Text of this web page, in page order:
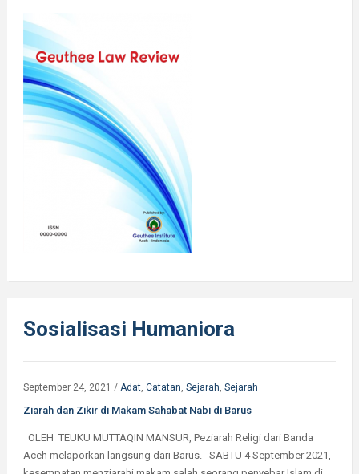
Sosialisasi Humaniora
September 24, 2021 / Adat, Catatan, Sejarah, Sejarah
Ziarah dan Zikir di Makam Sahabat Nabi di Barus
OLEH TEUKU MUTTAQIN MANSUR, Peziarah Religi dari Banda
Aceh melaporkan langsung dari Barus. SABTU 4 September 2021,